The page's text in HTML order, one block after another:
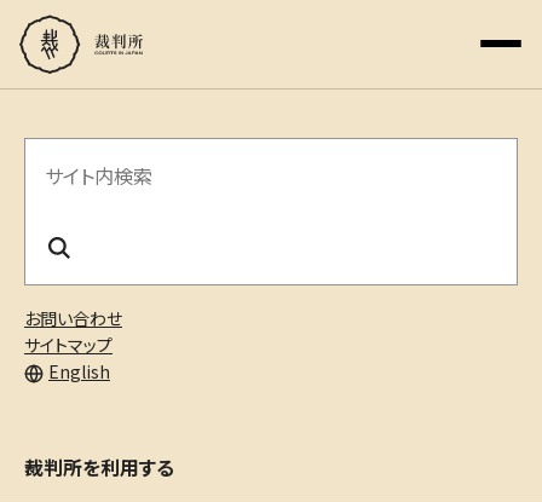
お問い合わせ
サイトマップ
English
サ
内
検
索
裁判所を利用する